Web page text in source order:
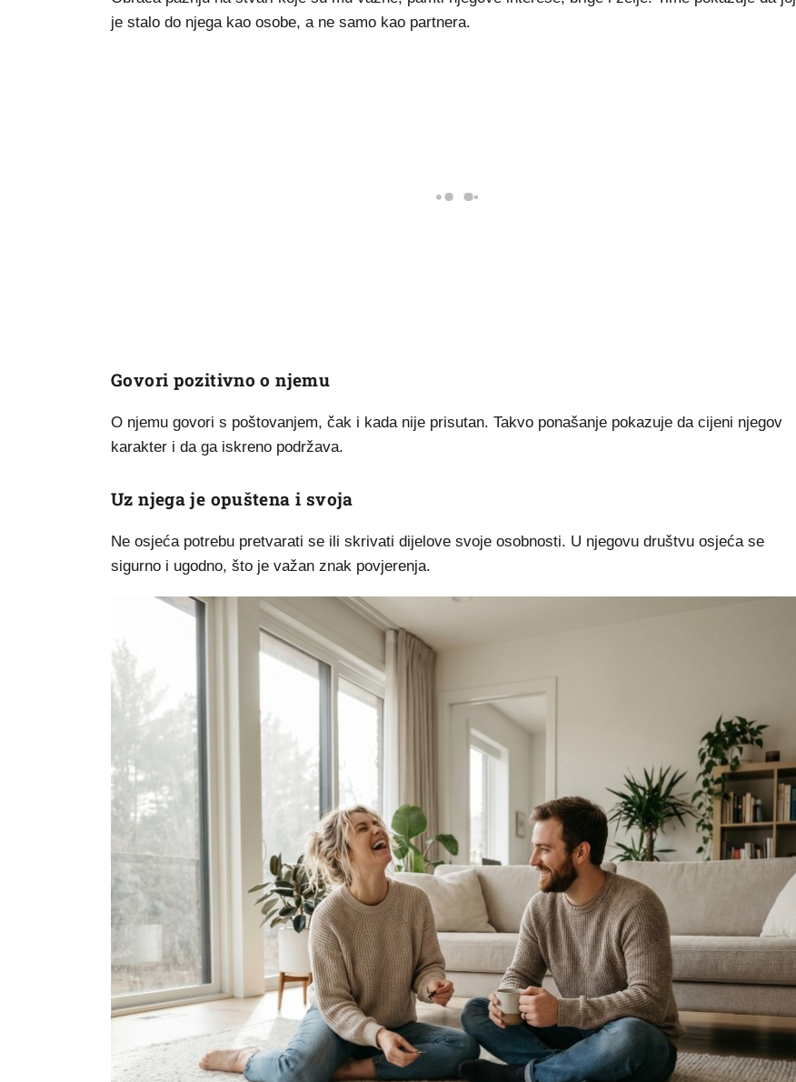
je stalo do njega kao osobe, a ne samo kao partnera.
Govori pozitivno o njemu
O njemu govori s poštovanjem, čak i kada nije prisutan. Takvo ponašanje pokazuje da cijeni njegov
karakter i da ga iskreno podržava.
Uz njega je opuštena i svoja
Ne osjeća potrebu pretvarati se ili skrivati dijelove svoje osobnosti. U njegovu društvu osjeća se
sigurno i ugodno, što je važan znak povjerenja.